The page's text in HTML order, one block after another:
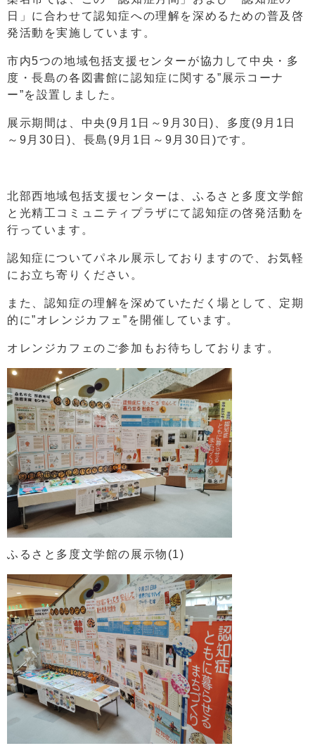
日」に合わせて認知症への理解を深めるための普及啓
発活動を実施しています。
市内5つの地域包括支援センターが協力して中央・多
度・長島の各図書館に認知症に関する”展示コーナ
ー”を設置しました。
展示期間は、中央(9月1日～9月30日)、多度(9月1日
～9月30日)、長島(9月1日～9月30日)です。
北部西地域包括支援センターは、ふるさと多度文学館
と光精工コミュニティプラザにて認知症の啓発活動を
行っています。
認知症についてパネル展示しておりますので、お気軽
にお立ち寄りください。
また、認知症の理解を深めていただく場として、定期
的に”オレンジカフェ”を開催しています。
オレンジカフェのご参加もお待ちしております。
ふるさと多度文学館の展示物(1)